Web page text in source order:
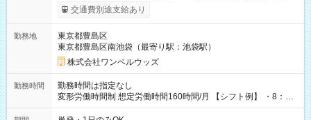
いOK！（規定あり） ┗働いたその日に現金GET♪ お仕事後はコ
ンビニATMから 日払い分を引き落とせます！ 【試用期間】試
交通費別途支給あり
勤務地
東京都豊島区
東京都豊島区南池袋（最寄り駅：池袋駅）
株式会社ワンベルウッズ
勤務時間
勤務時間は指定なし
変形労働時間制 想定労働時間160時間/月 【シフト例】 ・8：00
～21：00